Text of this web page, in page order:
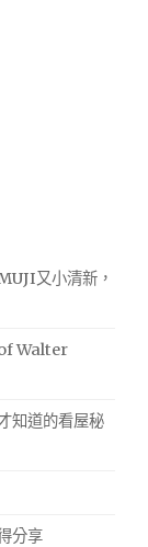
又小清新，
Walter
知道的看屋秘
分享